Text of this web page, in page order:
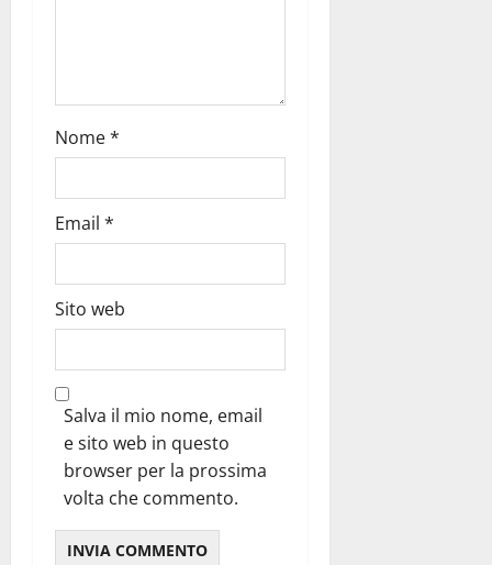
Nome*
Email *
Sito web
Salva il mio nome, email
e sito web in questo
browser per la prossima
volta che commento.